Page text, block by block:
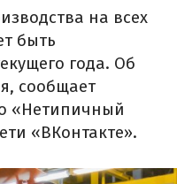
на всех
быть
года. Об
сообщает
«Нетипичный
«ВКонтакте».